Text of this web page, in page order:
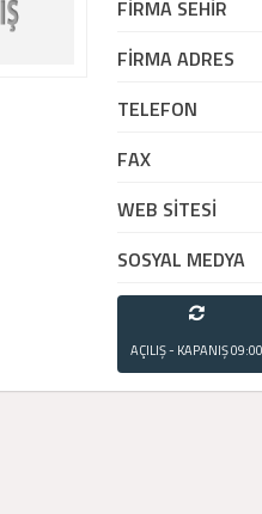
FİRMA SEHİR
FİRMA ADRES
TELEFON
FAX
WEB SİTESİ
SOSYAL MEDYA
AÇILIŞ - KAPANIŞ09:00
- 21:00